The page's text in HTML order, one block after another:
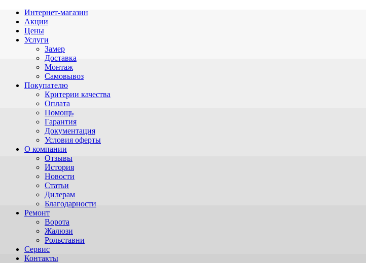
Интернет-магазин
Акции
Цены
Услуги
Замер
Доставка
Монтаж
Самовывоз
Покупателю
Критерии качества
Оплата
Помощь
Гарантия
Документация
Условия оферты
О компании
Отзывы
История
Новости
Статьи
Дилерам
Благодарности
Ремонт
Ворота
Жалюзи
Рольставни
Сервис
Контакты